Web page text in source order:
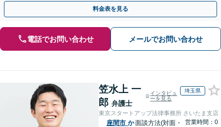
料金表を見る
電話でお問い合わせ メールでお問い合わせ
笠水上 一
郎 弁護士
インタビュ
ーを見る
埼玉県
東京スタートアップ法律事務所 さいたま支店
座間市 か面談方法(対面・
営業時間：0